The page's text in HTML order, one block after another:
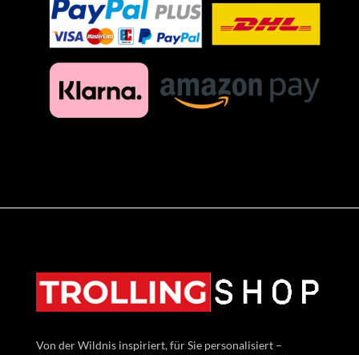
Von der Wildnis inspiriert, für Sie personalisiert –